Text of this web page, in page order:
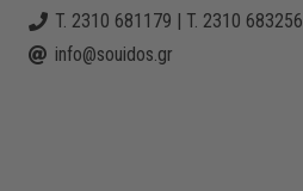
T. 2310 681179 | T. 2310 683256
info@souidos.gr